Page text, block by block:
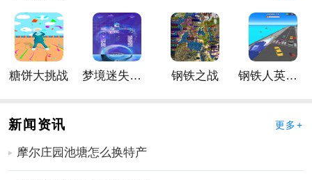
糖饼大挑战 梦境迷失星辰 钢铁之战 钢铁人英雄3D
新闻资讯 更多+
摩尔庄园池塘怎么换特产